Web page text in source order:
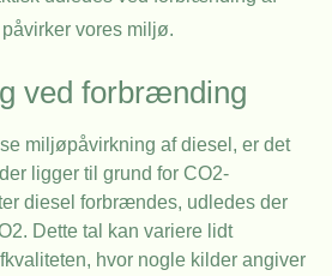
vores miljø.
ved forbrænding
miljøpåvirkning af diesel, er det
ligger til grund for CO2-
diesel forbrændes, udledes der
Dette tal kan variere lidt
hvor nogle kilder angiver